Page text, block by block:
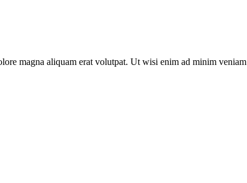
magna aliquam erat volutpat. Ut wisi enim ad minim veniam